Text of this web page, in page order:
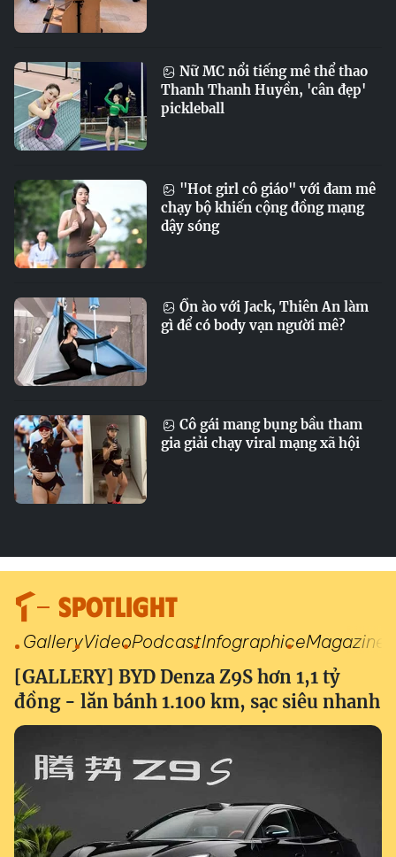
Nữ MC nổi tiếng mê thể thao
Thanh Thanh Huyền, 'cân đẹp'
pickleball
"Hot girl cô giáo" với đam mê
chạy bộ khiến cộng đồng mạng
dậy sóng
Ồn ào với Jack, Thiên An làm
gì để có body vạn người mê?
Cô gái mang bụng bầu tham
gia giải chạy viral mạng xã hội
SPOTLIGHT
GalleryVideoPodcastInfographiceMagazine
[GALLERY] BYD Denza Z9S hơn 1,1 tỷ
đồng - lăn bánh 1.100 km, sạc siêu nhanh